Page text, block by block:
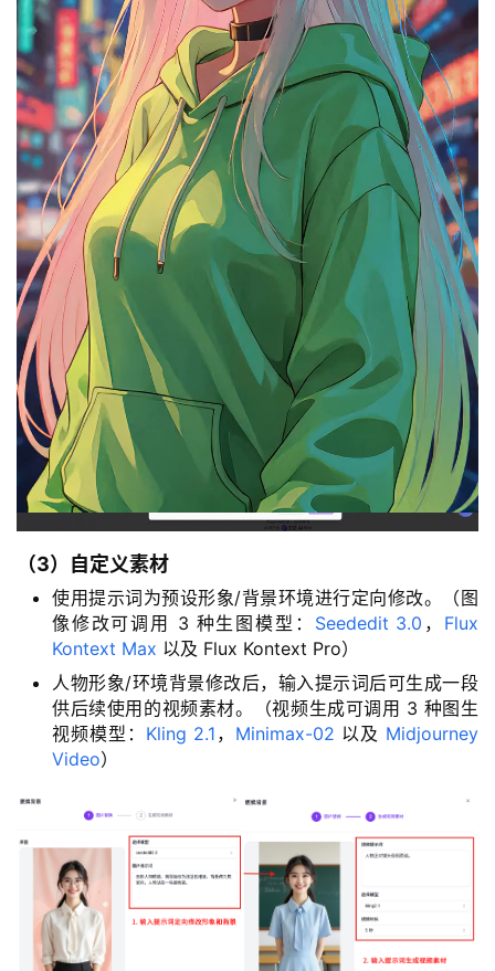
目前 302.AI 已整合接入 6 款热门数字人模型，包括:
蝉镜，Hedra，OmniHuman，TopView，以及我们自
己部署的 StableAvatar 和 LatentSync
2）多种形象预设
应用已提供多种数字人形象预设，可直接选择。
（3）自定义素材
使用提示词为预设形象/背景环境进行定向修改。（图
像修改可调用 3 种生图模型： Seededit 3.0 ， Flux
Kontext Max 以及 Flux Kontext Pro）
人物形象/环境背景修改后，输入提示词后可生成一段
供后续使用的视频素材。（视频生成可调用 3 种图生
视频模型： Kling 2.1 ， Minimax-02 以及 Midjourney
Video）